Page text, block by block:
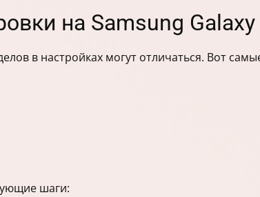
на Samsung Galaxy
в настройках могут отличаться. Вот
шаги: